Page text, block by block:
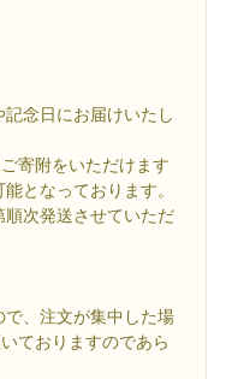
念日にお届けいたし
寄附をいただけます
となっております。
次発送させていただ
、注文が集中した場
ておりますのであら